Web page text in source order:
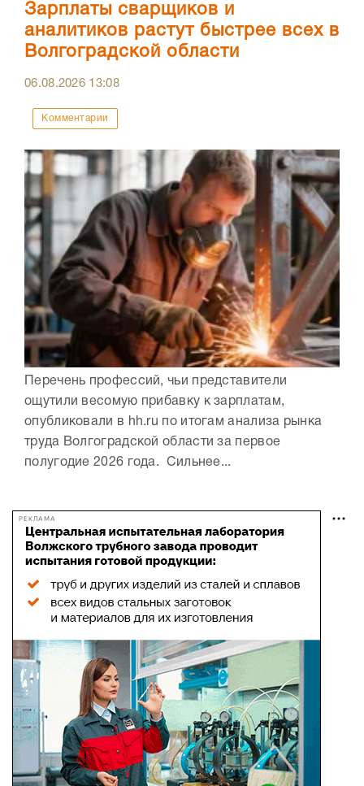
Зарплаты сварщиков и
аналитиков растут быстрее всех в
Волгоградской области
06.08.2026 13:08
Комментарии
Перечень профессий, чьи представители
ощутили весомую прибавку к зарплатам,
опубликовали в hh.ru по итогам анализа рынка
труда Волгоградской области за первое
полугодие 2026 года. Сильнее...
РЕКЛАМА